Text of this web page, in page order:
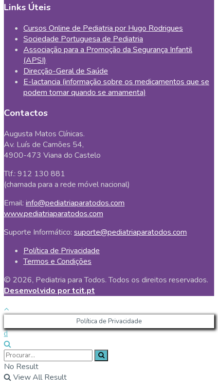
Links Úteis
Cursos Online de Pediatria por Hugo Rodrigues
Sociedade Portuguesa de Pediatria
Associação para a Promoção da Segurança Infantil
(APSI)
Direcção-Geral de Saúde
E-lactancia (informação sobre os medicamentos que se
podem tomar quando se amamenta)
Contactos
Augusta Matos Clínicas.
Av. Luís de Camões 54,
4900-473 Viana do Castelo
Tlf.: 912 130 881
(chamada para a rede móvel nacional)
Email: info@pediatriaparatodos.com
www.pediatriaparatodos.com
Suporte Informático: suporte@pediatriaparatodos.com
Política de Privacidade
Termos e Condições
© 2026, Pediatria para Todos. Todos os direitos reservados.
Desenvolvido por tcit.pt
Política de Privacidade
No Result
View All Result